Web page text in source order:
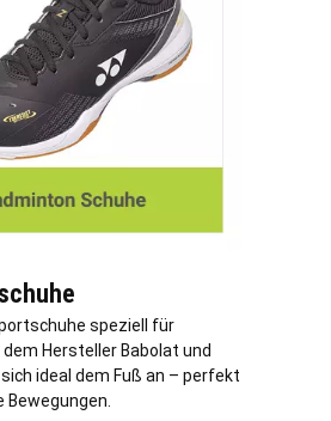
speziell für
Hersteller Babolat und
ideal dem Fuß an – perfekt
Bewegungen.